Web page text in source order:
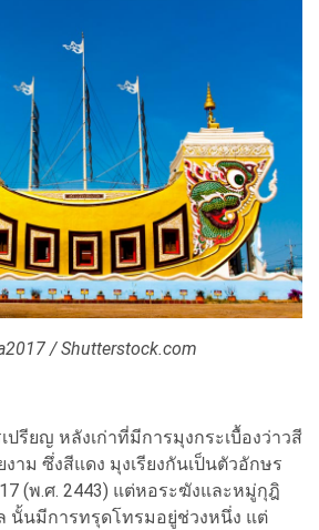
/ Shutterstock.com
รียญ หลังเก่าที่มีการมุงกระเบื้องว่าวสี
าม ซึ่งสีแดง มุงเรียงกันเป็นตัวอักษร
(พ.ศ. 2443) แต่หอระฆังและหมู่กุฎิ
นั้นมีการทรุดโทรมอยู่ช่วงหนึ่ง แต่